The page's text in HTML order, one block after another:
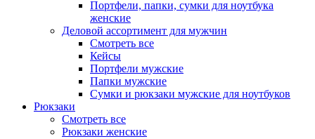
Портфели, папки, сумки для ноутбука
женские
Деловой ассортимент для мужчин
Смотреть все
Кейсы
Портфели мужские
Папки мужские
Сумки и рюкзаки мужские для ноутбуков
Рюкзаки
Смотреть все
Рюкзаки женские